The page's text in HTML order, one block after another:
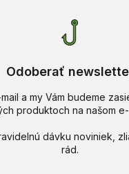
Odoberať
a my Vám budeme
produktoch na našom